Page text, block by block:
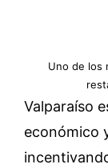
Uno de los
Valparaíso
económico